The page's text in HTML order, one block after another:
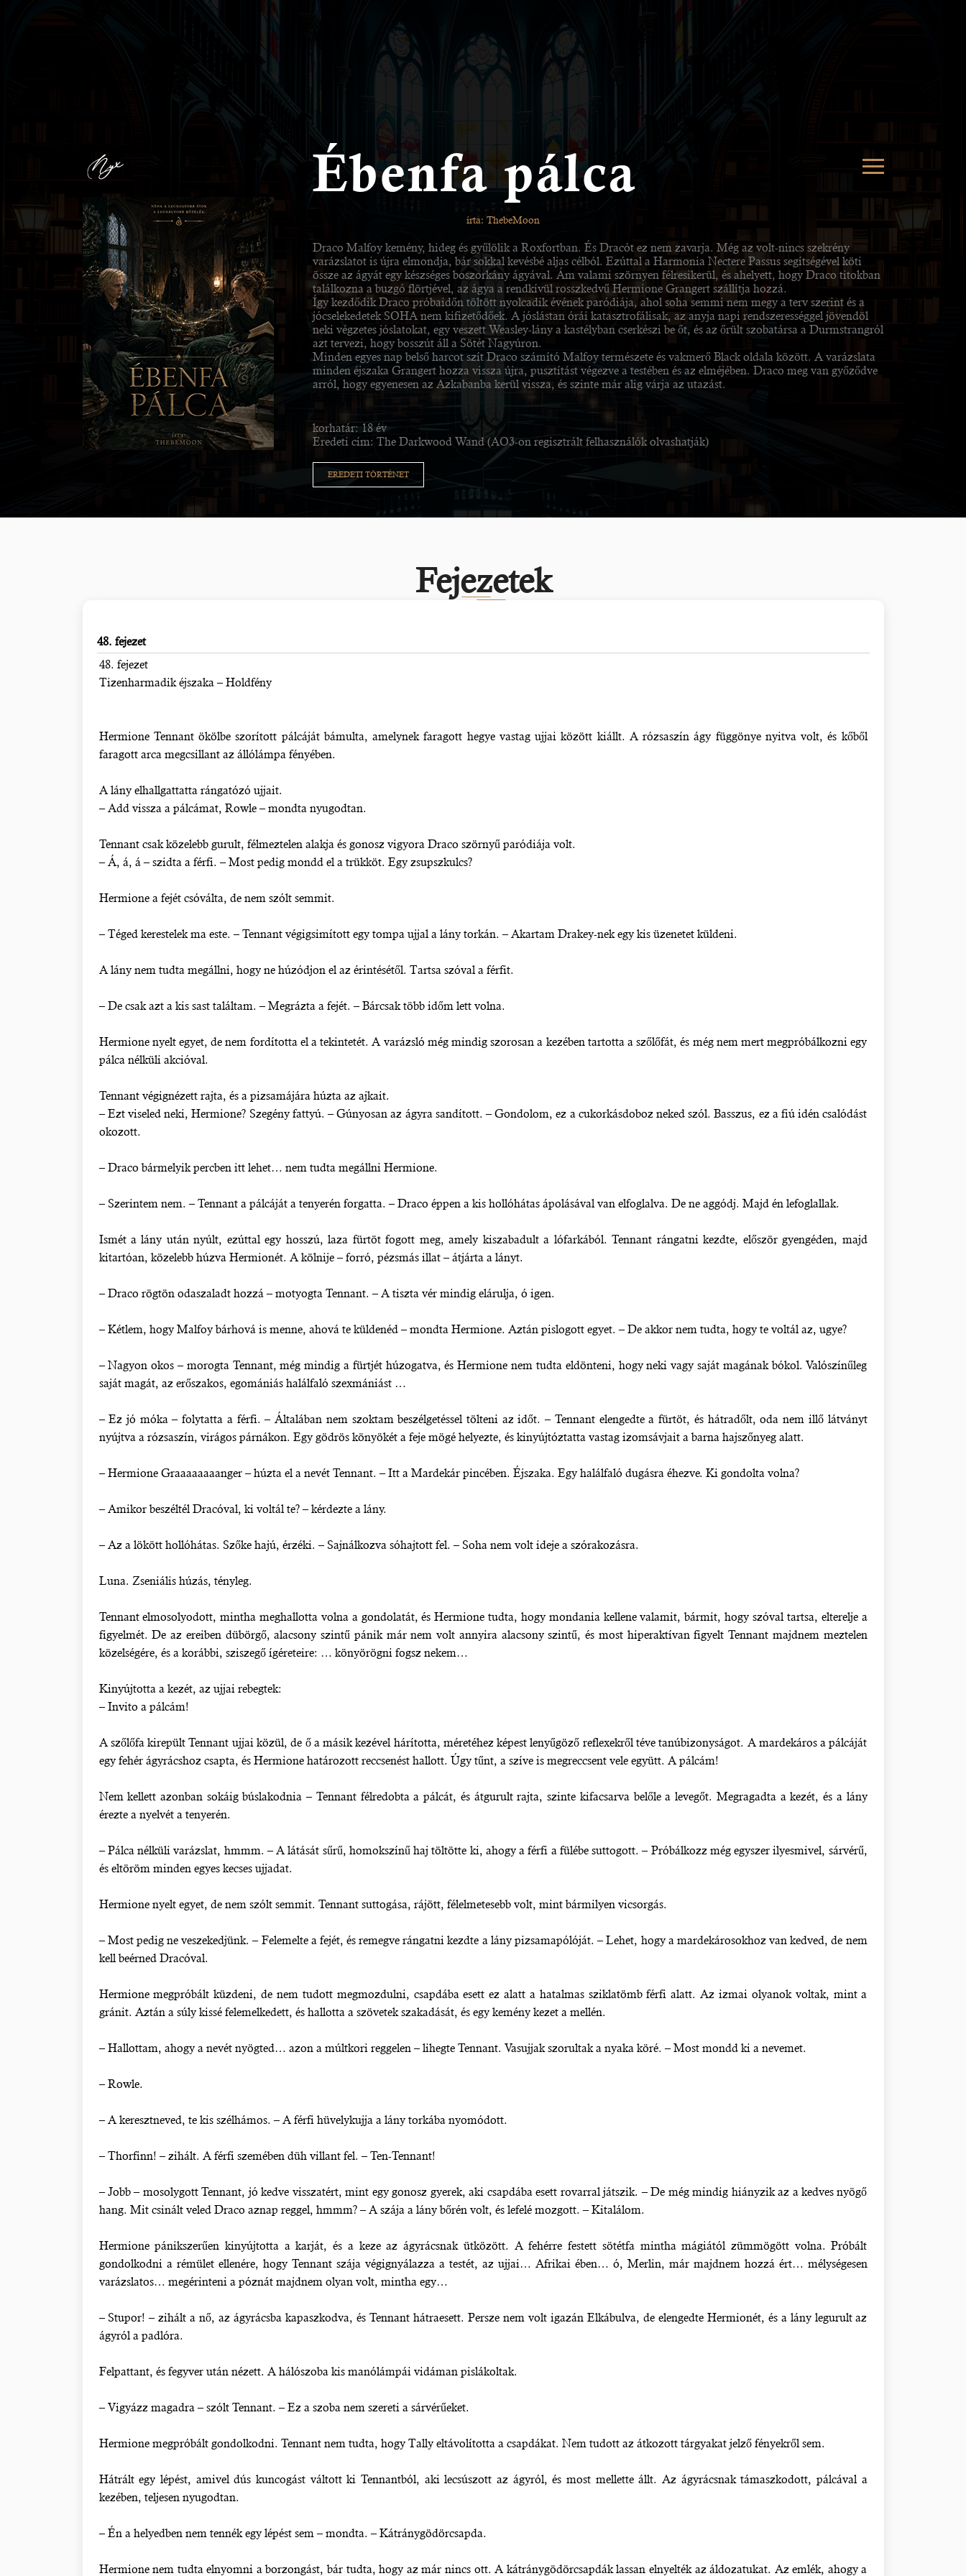
Ébenfa pálca
írta: ThebeMoon
Draco Malfoy kemény, hideg és gyűlölik a Roxfortban. És Dracót ez nem zavarja. Még az volt-nincs szekrény
varázslatot is újra elmondja, bár sokkal kevésbé aljas célból. Ezúttal a Harmonia Nectere Passus segítségével köti
össze az ágyát egy készséges boszorkány ágyával. Ám valami szörnyen félresikerül, és ahelyett, hogy Draco titokban
találkozna a buzgó flörtjével, az ágya a rendkívül rosszkedvű Hermione Grangert szállítja hozzá.
Így kezdődik Draco próbaidőn töltött nyolcadik évének paródiája, ahol soha semmi nem megy a terv szerint és a
jócselekedetek SOHA nem kifizetődőek. A jóslástan órái katasztrofálisak, az anyja napi rendszerességgel jövendöl
neki végzetes jóslatokat, egy veszett Weasley-lány a kastélyban cserkészi be őt, és az őrült szobatársa a Durmstrangról
azt tervezi, hogy bosszút áll a Sötét Nagyúron.
Minden egyes nap belső harcot szít Draco számító Malfoy természete és vakmerő Black oldala között. A varázslata
minden éjszaka Grangert hozza vissza újra, pusztítást végezve a testében és az elméjében. Draco meg van győződve
arról, hogy egyenesen az Azkabanba kerül vissza, és szinte már alig várja az utazást.
korhatár: 18 év
Eredeti cím: The Darkwood Wand (AO3-on regisztrált felhasználók olvashatják)
EREDETI TÖRTÉNET
Fejezetek
48. fejezet
48. fejezet
Tizenharmadik éjszaka – Holdfény
Hermione Tennant ökölbe szorított pálcáját bámulta, amelynek faragott hegye vastag ujjai között kiállt. A rózsaszín ágy függönye nyitva volt, és kőből
faragott arca megcsillant az állólámpa fényében.
A lány elhallgattatta rángatózó ujjait.
– Add vissza a pálcámat, Rowle – mondta nyugodtan.
Tennant csak közelebb gurult, félmeztelen alakja és gonosz vigyora Draco szörnyű paródiája volt.
– Á, á, á – szidta a férfi. – Most pedig mondd el a trükköt. Egy zsupszkulcs?
Hermione a fejét csóválta, de nem szólt semmit.
– Téged kerestelek ma este. – Tennant végigsimított egy tompa ujjal a lány torkán. – Akartam Drakey-nek egy kis üzenetet küldeni.
A lány nem tudta megállni, hogy ne húzódjon el az érintésétől. Tartsa szóval a férfit.
– De csak azt a kis sast találtam. – Megrázta a fejét. – Bárcsak több időm lett volna.
Hermione nyelt egyet, de nem fordította el a tekintetét. A varázsló még mindig szorosan a kezében tartotta a szőlőfát, és még nem mert megpróbálkozni egy
pálca nélküli akcióval.
Tennant végignézett rajta, és a pizsamájára húzta az ajkait.
– Ezt viseled neki, Hermione? Szegény fattyú. – Gúnyosan az ágyra sandított. – Gondolom, ez a cukorkásdoboz neked szól. Basszus, ez a fiú idén csalódást
okozott.
– Draco bármelyik percben itt lehet… nem tudta megállni Hermione.
– Szerintem nem. – Tennant a pálcáját a tenyerén forgatta. – Draco éppen a kis hollóhátas ápolásával van elfoglalva. De ne aggódj. Majd én lefoglallak.
Ismét a lány után nyúlt, ezúttal egy hosszú, laza fürtöt fogott meg, amely kiszabadult a lófarkából. Tennant rángatni kezdte, először gyengéden, majd
kitartóan, közelebb húzva Hermionét. A kölnije – forró, pézsmás illat – átjárta a lányt.
– Draco rögtön odaszaladt hozzá – motyogta Tennant. – A tiszta vér mindig elárulja, ó igen.
– Kétlem, hogy Malfoy bárhová is menne, ahová te küldenéd – mondta Hermione. Aztán pislogott egyet. – De akkor nem tudta, hogy te voltál az, ugye?
– Nagyon okos – morogta Tennant, még mindig a fürtjét húzogatva, és Hermione nem tudta eldönteni, hogy neki vagy saját magának bókol. Valószínűleg
saját magát, az erőszakos, egomániás halálfaló szexmániást …
– Ez jó móka – folytatta a férfi. – Általában nem szoktam beszélgetéssel tölteni az időt. – Tennant elengedte a fürtöt, és hátradőlt, oda nem illő látványt
nyújtva a rózsaszín, virágos párnákon. Egy gödrös könyökét a feje mögé helyezte, és kinyújtóztatta vastag izomsávjait a barna hajszőnyeg alatt.
– Hermione Graaaaaaaanger – húzta el a nevét Tennant. – Itt a Mardekár pincében. Éjszaka. Egy halálfaló dugásra éhezve. Ki gondolta volna?
– Amikor beszéltél Dracóval, ki voltál te? – kérdezte a lány.
– Az a lökött hollóhátas. Szőke hajú, érzéki. – Sajnálkozva sóhajtott fel. – Soha nem volt ideje a szórakozásra.
Luna. Zseniális húzás, tényleg.
Tennant elmosolyodott, mintha meghallotta volna a gondolatát, és Hermione tudta, hogy mondania kellene valamit, bármit, hogy szóval tartsa, elterelje a
figyelmét. De az ereiben dübörgő, alacsony szintű pánik már nem volt annyira alacsony szintű, és most hiperaktívan figyelt Tennant majdnem meztelen
közelségére, és a korábbi, sziszegő ígéreteire: … könyörögni fogsz nekem…
Kinyújtotta a kezét, az ujjai rebegtek:
– Invito a pálcám!
A szőlőfa kirepült Tennant ujjai közül, de ő a másik kezével hárította, méretéhez képest lenyűgöző reflexekről téve tanúbizonyságot. A mardekáros a pálcáját
egy fehér ágyrácshoz csapta, és Hermione határozott reccsenést hallott. Úgy tűnt, a szíve is megreccsent vele együtt. A pálcám!
Nem kellett azonban sokáig búslakodnia – Tennant félredobta a pálcát, és átgurult rajta, szinte kifacsarva belőle a levegőt. Megragadta a kezét, és a lány
érezte a nyelvét a tenyerén.
– Pálca nélküli varázslat, hmmm. – A látását sűrű, homokszínű haj töltötte ki, ahogy a férfi a fülébe suttogott. – Próbálkozz még egyszer ilyesmivel, sárvérű,
és eltöröm minden egyes kecses ujjadat.
Hermione nyelt egyet, de nem szólt semmit. Tennant suttogása, rájött, félelmetesebb volt, mint bármilyen vicsorgás.
– Most pedig ne veszekedjünk. – Felemelte a fejét, és remegve rángatni kezdte a lány pizsamapólóját. – Lehet, hogy a mardekárosokhoz van kedved, de nem
kell beérned Dracóval.
Hermione megpróbált küzdeni, de nem tudott megmozdulni, csapdába esett ez alatt a hatalmas sziklatömb férfi alatt. Az izmai olyanok voltak, mint a
gránit. Aztán a súly kissé felemelkedett, és hallotta a szövetek szakadását, és egy kemény kezet a mellén.
– Hallottam, ahogy a nevét nyögted… azon a múltkori reggelen – lihegte Tennant. Vasujjak szorultak a nyaka köré. – Most mondd ki a nevemet.
– Rowle.
– A keresztneved, te kis szélhámos. – A férfi hüvelykujja a lány torkába nyomódott.
– Thorfinn! – zihált. A férfi szemében düh villant fel. – Ten-Tennant!
– Jobb – mosolygott Tennant, jó kedve visszatért, mint egy gonosz gyerek, aki csapdába esett rovarral játszik. – De még mindig hiányzik az a kedves nyögő
hang. Mit csinált veled Draco aznap reggel, hmmm? – A szája a lány bőrén volt, és lefelé mozgott. – Kitalálom.
Hermione pánikszerűen kinyújtotta a karját, és a keze az ágyrácsnak ütközött. A fehérre festett sötétfa mintha mágiától zümmögött volna. Próbált
gondolkodni a rémület ellenére, hogy Tennant szája végignyálazza a testét, az ujjai… Afrikai ében… ó, Merlin, már majdnem hozzá ért… mélységesen
varázslatos… megérinteni a póznát majdnem olyan volt, mintha egy…
– Stupor! – zihált a nő, az ágyrácsba kapaszkodva, és Tennant hátraesett. Persze nem volt igazán Elkábulva, de elengedte Hermionét, és a lány legurult az
ágyról a padlóra.
Felpattant, és fegyver után nézett. A hálószoba kis manólámpái vidáman pislákoltak.
– Vigyázz magadra – szólt Tennant. – Ez a szoba nem szereti a sárvérűeket.
Hermione megpróbált gondolkodni. Tennant nem tudta, hogy Tally eltávolította a csapdákat. Nem tudott az átkozott tárgyakat jelző fényekről sem.
Hátrált egy lépést, amivel dús kuncogást váltott ki Tennantból, aki lecsúszott az ágyról, és most mellette állt. Az ágyrácsnak támaszkodott, pálcával a
kezében, teljesen nyugodtan.
– Én a helyedben nem tennék egy lépést sem – mondta. – Kátránygödörcsapda.
Hermione nem tudta elnyomni a borzongást, bár tudta, hogy az már nincs ott. A kátránygödörcsapdák lassan elnyelték az áldozatukat. Az emlék, ahogy a